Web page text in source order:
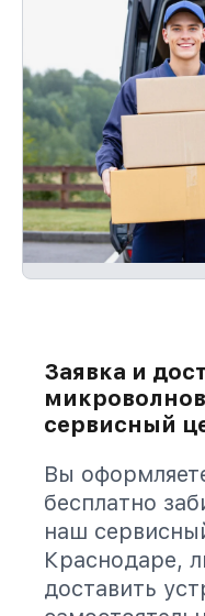
Заявка и
сервисный
Вы
бесплатно
наш
Краснодаре,
доставить